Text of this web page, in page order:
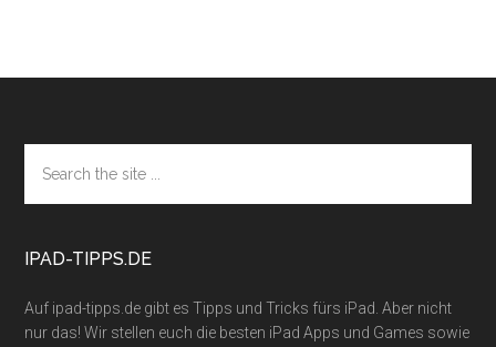
Footer
the
site
IPAD-TIPPS.DE
Auf ipad-tipps.de gibt es Tipps und Tricks fürs iPad. Aber nicht
nur das! Wir stellen euch die besten iPad Apps und Games sowie